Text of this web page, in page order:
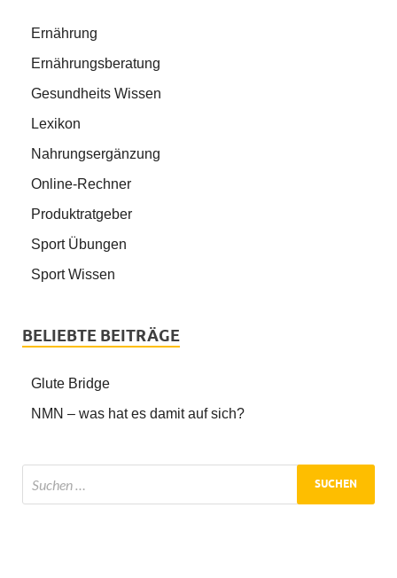
Ernährung
Ernährungsberatung
Gesundheits Wissen
Lexikon
Nahrungsergänzung
Online-Rechner
Produktratgeber
Sport Übungen
Sport Wissen
BELIEBTE BEITRÄGE
Glute Bridge
NMN – was hat es damit auf sich?